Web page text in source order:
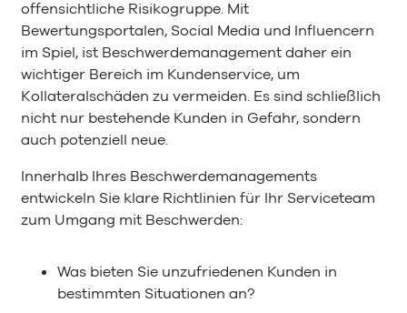
offensichtliche Risikogruppe. Mit
Bewertungsportalen, Social Media und Influencern
im Spiel, ist Beschwerdemanagement daher ein
wichtiger Bereich im Kundenservice, um
Kollateralschäden zu vermeiden. Es sind schließlich
nicht nur bestehende Kunden in Gefahr, sondern
auch potenziell neue.
Innerhalb Ihres Beschwerdemanagements
entwickeln Sie klare Richtlinien für Ihr Serviceteam
zum Umgang mit Beschwerden:
Was bieten Sie unzufriedenen Kunden in
bestimmten Situationen an?